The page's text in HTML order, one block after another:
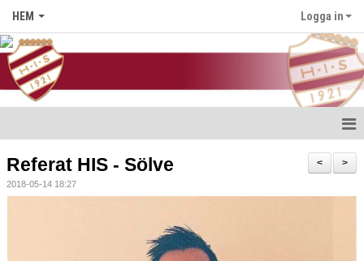
HEM Logga in
Nyheter
>
<
Referat HIS - Sölve
2018-05-14 18:27